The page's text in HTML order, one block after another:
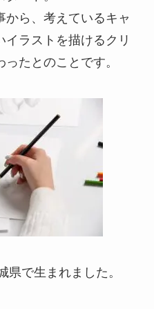
から、考えているキャ
イラストを描けるクリ
たとのことです。
県で生まれました。